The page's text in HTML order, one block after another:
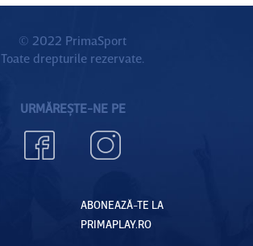
© 2022 PrimaSport
Toate drepturile rezervate.
URMĂREȘTE-NE PE
ABONEAZĂ-TE LA
PRIMAPLAY.RO